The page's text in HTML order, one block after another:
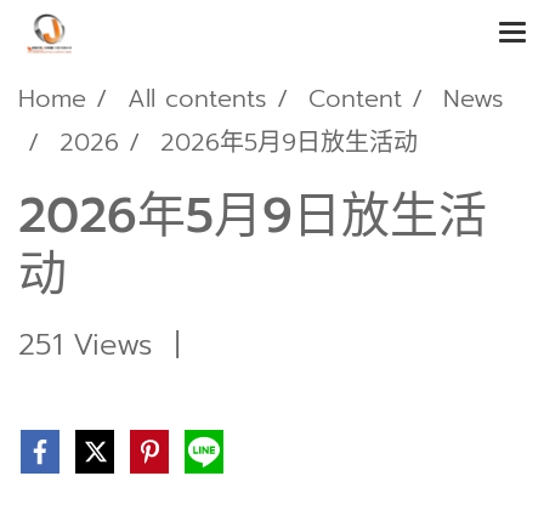
Home All contents Content
News
2026
2026年5月9日放生活动
2026年5月9日放生活
动
251 Views |